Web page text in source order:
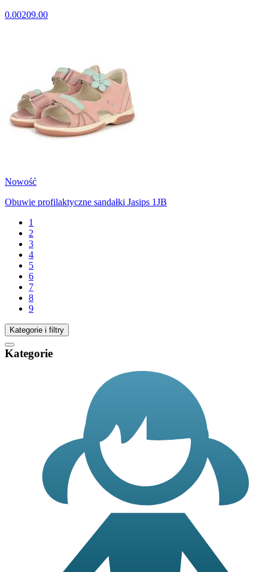
0.00209.00
Nowość
Obuwie profilaktyczne sandałki Jasips 1JB
1
2
3
4
5
6
7
8
9
Kategorie i filtry
Kategorie